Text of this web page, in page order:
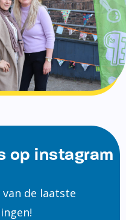
op instagram
de laatste